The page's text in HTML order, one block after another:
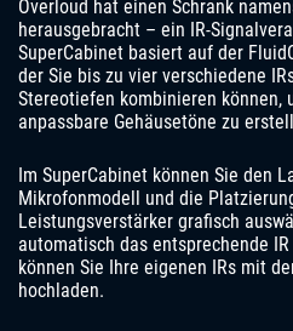
Overloud hat einen Schrank
herausgebracht – ein IR-
SuperCabinet basiert auf der
der Sie bis zu vier verschiedene
Stereotiefen kombinieren können,
anpassbare Gehäusetöne zu
Im SuperCabinet können Sie den
Mikrofonmodell und die
Leistungsverstärker grafisch
automatisch das entsprechende
können Sie Ihre eigenen IRs mit
hochladen.